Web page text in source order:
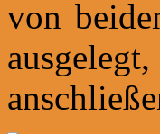
von